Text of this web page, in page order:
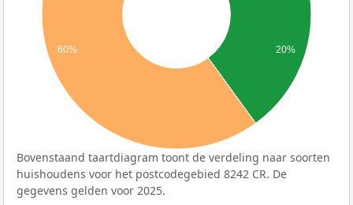
20%
60%
Bovenstaand taartdiagram toont de verdeling naar soorten
huishoudens voor het postcodegebied 8242 CR. De
gegevens gelden voor 2025.